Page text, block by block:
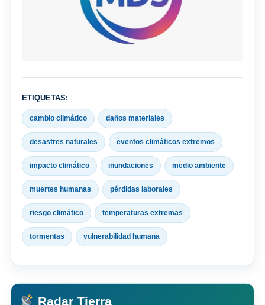
ETIQUETAS:
cambio climático daños materiales
desastres naturales eventos climáticos extremos
impacto climático inundaciones medio ambiente
muertes humanas pérdidas laborales
riesgo climático temperaturas extremas
tormentas vulnerabilidad humana
Radar Tierra